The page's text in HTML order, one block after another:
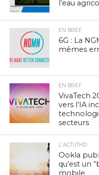
l’eau
EN BREF
6G : La
mêmes
EN BREF
VivaTech
vers l’IA
secteurs
L'ACTUTHD
Ookla
qu’est un
mobile